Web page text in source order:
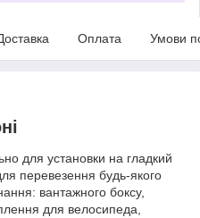
Оплата Умови
для установки на гладкий
перевезення будь-якого
вантажного боксу,
для велосипеда,